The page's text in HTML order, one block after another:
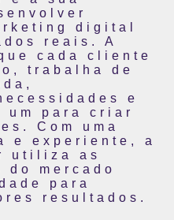
digital
reais. A
cada cliente
trabalha de
e
um para criar
Com uma
e experiente, a
utiliza as
mercado
para
resultados.